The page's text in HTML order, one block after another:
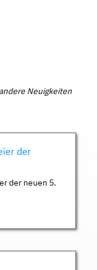
Neuigkeiten
der
der neuen 5.